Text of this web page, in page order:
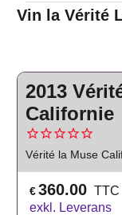
Vin la Vérité
2013
Californie
Vérité la Muse
€360.00 TTC
exkl. Leverans